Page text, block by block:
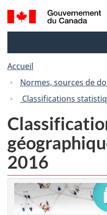
Recherche
et
Accueil
Normes, sources de
Classifications
2016